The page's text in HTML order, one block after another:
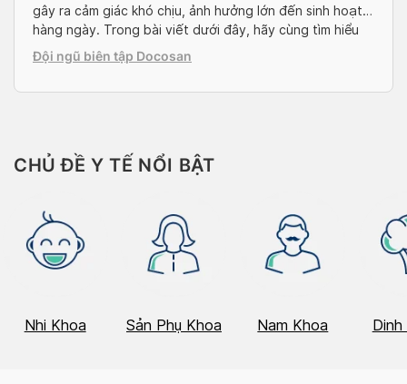
gây ra cảm giác khó chịu, ảnh hưởng lớn đến sinh hoạt
hàng ngày. Trong bài viết dưới đây, hãy cùng tìm hiểu
rõ hơn về chứng tê bì ngón tay và cách điều trị tình
trạng này nhé. Tê bì ngón tay […]
Đội ngũ biên tập Docosan
CHỦ ĐỀ Y TẾ NỔI BẬT
Nhi Khoa Sản Phụ Khoa Nam Khoa Dinh